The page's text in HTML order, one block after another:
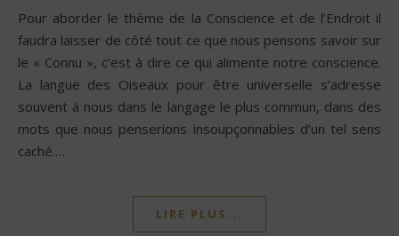
Pour aborder le thème de la Conscience et de l’Endroit il
faudra laisser de côté tout ce que nous pensons savoir sur
le « Connu », c’est à dire ce qui alimente notre conscience.
La langue des Oiseaux pour être universelle s’adresse
souvent à nous dans le langage le plus commun, dans des
mots que nous penserions insoupçonnables d’un tel sens
caché.…
LIRE PLUS...